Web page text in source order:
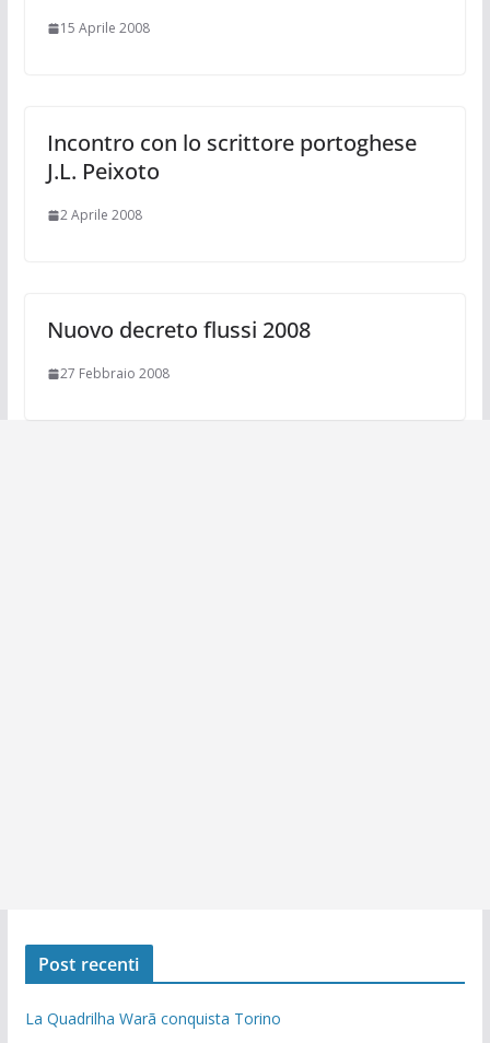
15 Aprile 2008
Incontro con lo scrittore portoghese
J.L. Peixoto
2 Aprile 2008
Nuovo decreto flussi 2008
27 Febbraio 2008
Post recenti
La Quadrilha Warã conquista Torino